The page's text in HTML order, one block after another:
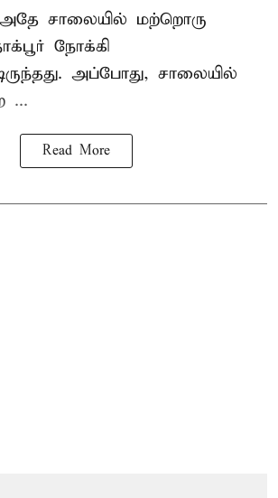
சாலையில் மற்றொரு
நோக்கி
அப்போது, சாலையில்
...
Read More